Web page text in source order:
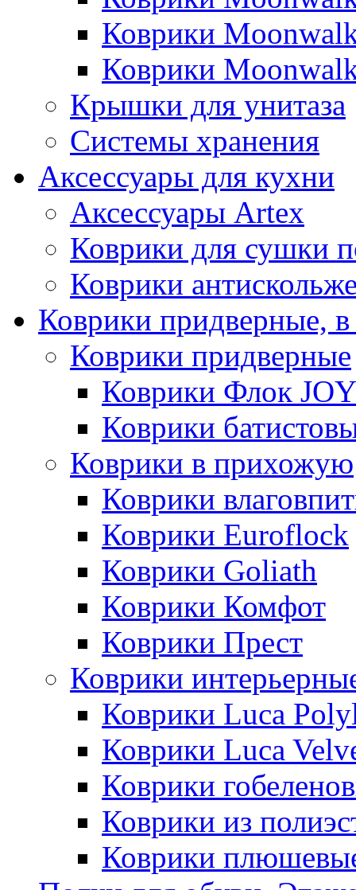
Коврики
Коврики
Крышки для унитаза
Системы хранения
Аксессуары для кухни
Аксессуары Artex
Коврики для сушки
Коврики
Коврики придверные,
Коврики придверные
Коврики Флок
Коврики
Коврики в прихожую
Коврики
Коврики Euroflock
Коврики Goliath
Коврики Комфот
Коврики Прест
Коврики
Коврики Luca
Коврики Luca
Коврики
Коврики из
Коврики